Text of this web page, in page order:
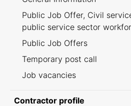
Public Job Offer, Civil
public service sector
Public Job Offers
Temporary post call
Job vacancies
Contractor profile